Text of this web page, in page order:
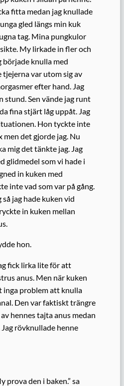
fitta medan jag knullade
gled längs min kuk
tag. Mina pungkulor
My lirkade in fler och
började knulla med
tjejerna var utom sig av
efter hand. Jag
stund. Sen vände jag runt
fina stjärt låg uppåt. Jag
Hon tyckte inte
men det gjorde jag. Nu
mig det tänkte jag. Jag
glidmedel som vi hade i
in kuken med
inte vad som var på gång.
så jag hade kuken vid
in kuken mellan
hon.
fick lirka lite för att
anus. Men när kuken
inga problem att knulla
Den var faktiskt trängre
hennes tajta anus medan
rövknullade henne
prova den i baken.” sa